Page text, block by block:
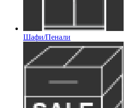
Шафи/Пенали